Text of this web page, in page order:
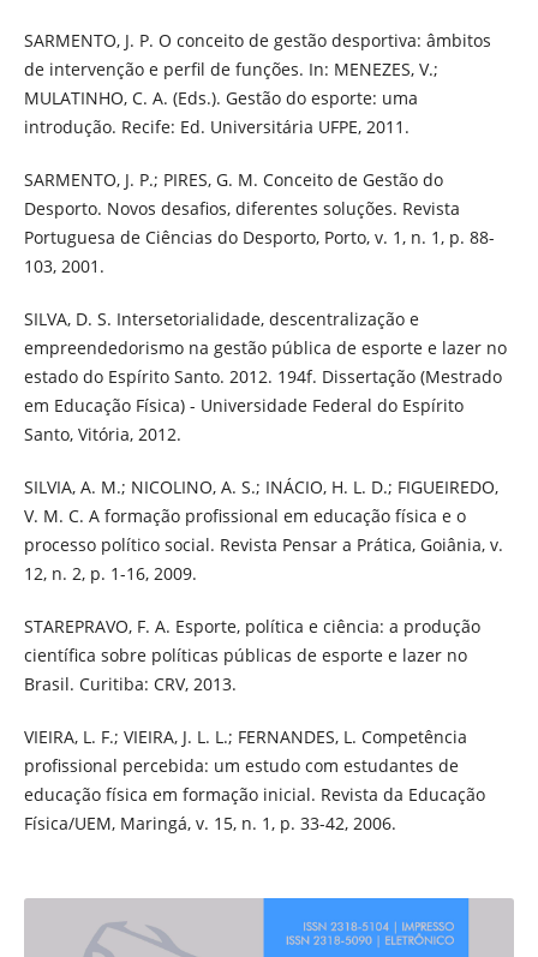
SARMENTO, J. P. O conceito de gestão desportiva: âmbitos
de intervenção e perfil de funções. In: MENEZES, V.;
MULATINHO, C. A. (Eds.). Gestão do esporte: uma
introdução. Recife: Ed. Universitária UFPE, 2011.
SARMENTO, J. P.; PIRES, G. M. Conceito de Gestão do
Desporto. Novos desafios, diferentes soluções. Revista
Portuguesa de Ciências do Desporto, Porto, v. 1, n. 1, p. 88-
103, 2001.
SILVA, D. S. Intersetorialidade, descentralização e
empreendedorismo na gestão pública de esporte e lazer no
estado do Espírito Santo. 2012. 194f. Dissertação (Mestrado
em Educação Física) - Universidade Federal do Espírito
Santo, Vitória, 2012.
SILVIA, A. M.; NICOLINO, A. S.; INÁCIO, H. L. D.; FIGUEIREDO,
V. M. C. A formação profissional em educação física e o
processo político social. Revista Pensar a Prática, Goiânia, v.
12, n. 2, p. 1-16, 2009.
STAREPRAVO, F. A. Esporte, política e ciência: a produção
científica sobre políticas públicas de esporte e lazer no
Brasil. Curitiba: CRV, 2013.
VIEIRA, L. F.; VIEIRA, J. L. L.; FERNANDES, L. Competência
profissional percebida: um estudo com estudantes de
educação física em formação inicial. Revista da Educação
Física/UEM, Maringá, v. 15, n. 1, p. 33-42, 2006.